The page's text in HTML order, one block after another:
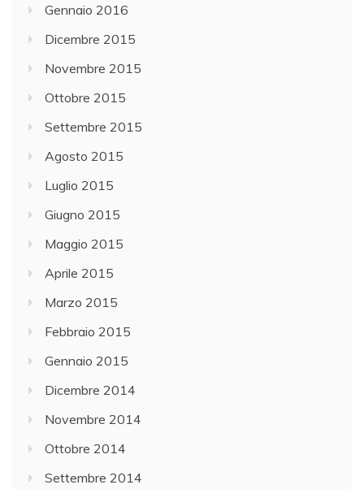
Gennaio 2016
Dicembre 2015
Novembre 2015
Ottobre 2015
Settembre 2015
Agosto 2015
Luglio 2015
Giugno 2015
Maggio 2015
Aprile 2015
Marzo 2015
Febbraio 2015
Gennaio 2015
Dicembre 2014
Novembre 2014
Ottobre 2014
Settembre 2014